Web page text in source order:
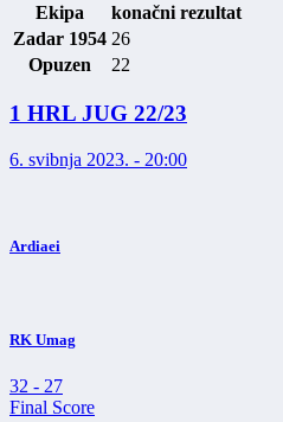
Ekipa
konačni rezultat
Zadar 1954 26
Opuzen
22
1 HRL JUG 22/23
6. svibnja 2023. - 20:00
Ardiaei
RK Umag
32 - 27
Final Score